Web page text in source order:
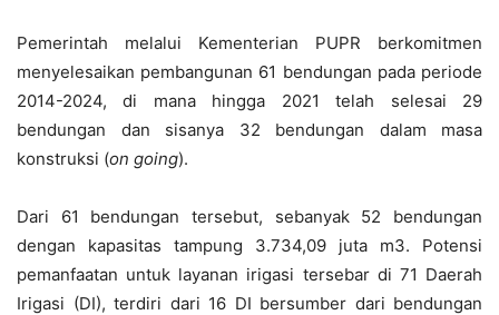
Pemerintah melalui Kementerian PUPR berkomitmen
menyelesaikan pembangunan 61 bendungan pada periode
2014-2024, di mana hingga 2021 telah selesai 29
bendungan dan sisanya 32 bendungan dalam masa
konstruksi (on going).
Dari 61 bendungan tersebut, sebanyak 52 bendungan
dengan kapasitas tampung 3.734,09 juta m3. Potensi
pemanfaatan untuk layanan irigasi tersebar di 71 Daerah
Irigasi (DI), terdiri dari 16 DI bersumber dari bendungan